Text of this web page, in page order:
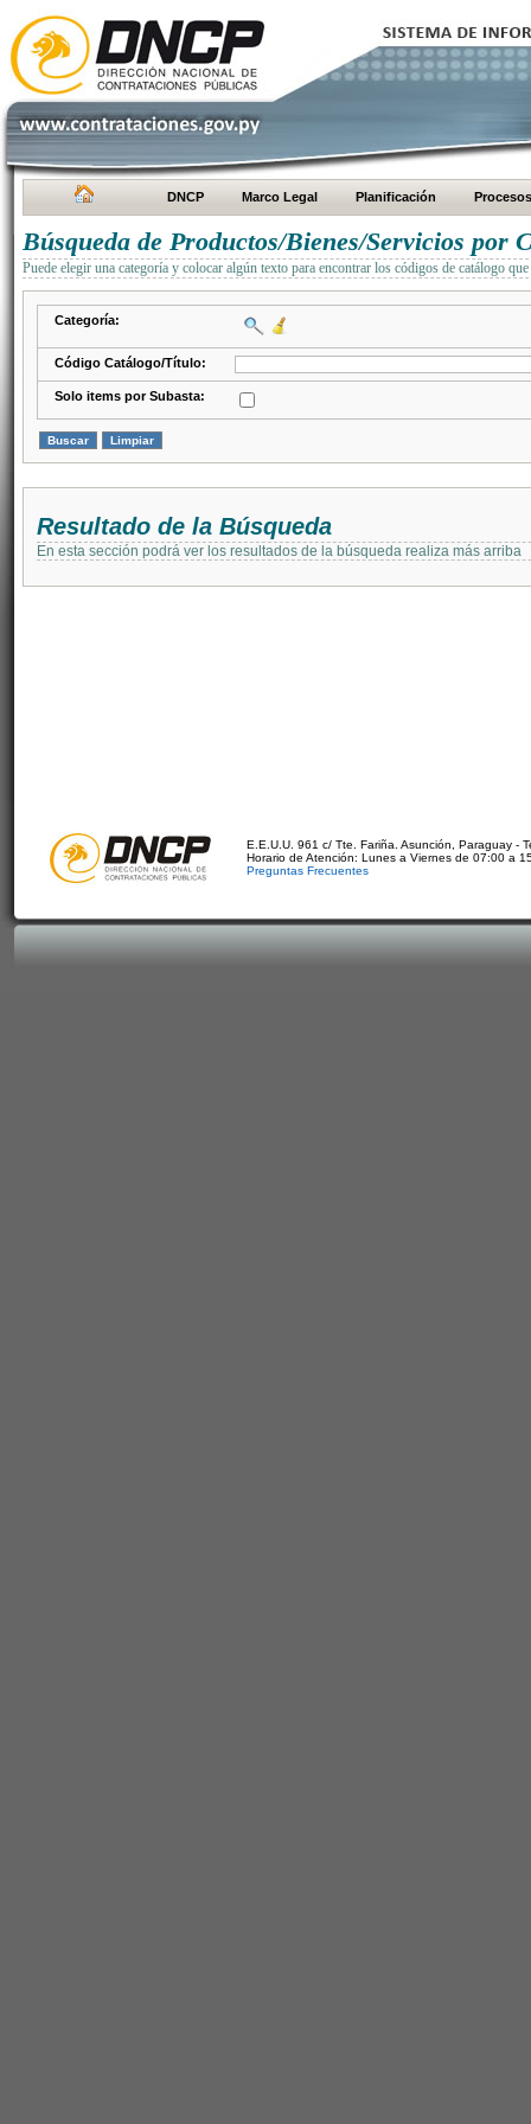
DNCP Marco Legal Planificación Procesos
Búsqueda de Productos/Bienes/Servicios por
Puede elegir una categoría y colocar algún texto para encontrar los códigos de catálogo
Categoría:
Código Catálogo/Título:
Solo items por Subasta:
Resultado de la Búsqueda
En esta sección podrá ver los resultados de la búsqueda realiza más arriba
E.E.U.U. 961 c/ Tte. Fariña. Asunción, Paraguay -
Horario de Atención: Lunes a Viernes de 07:00 a
Preguntas Frecuentes